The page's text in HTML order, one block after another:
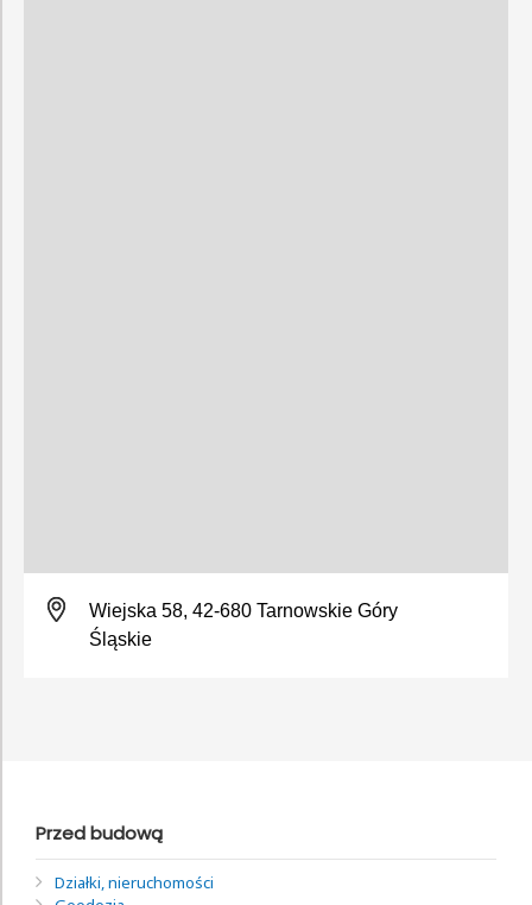
Wiejska 58, 42-680 Tarnowskie Góry
Śląskie
Przed budową
Działki, nieruchomości